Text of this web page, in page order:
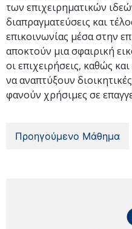
των επιχειρηματικών
διαπραγματεύσεις και
επικοινωνίας μέσα στην
αποκτούν μια σφαιρική
οι επιχειρήσεις, καθώς
να αναπτύξουν
φανούν χρήσιμες σε
Προηγούμενο Μάθημα